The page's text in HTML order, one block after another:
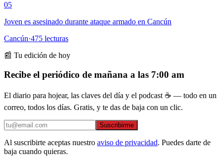
05
Joven es asesinado durante ataque armado en Cancún
Cancún·475 lecturas
📰 Tu edición de hoy
Recibe el periódico de mañana a las 7:00 am
El diario para hojear, las claves del día y el podcast ☕ — todo en un
correo, todos los días. Gratis, y te das de baja con un clic.
Suscribirme
Al suscribirte aceptas nuestro aviso de privacidad. Puedes darte de
baja cuando quieras.